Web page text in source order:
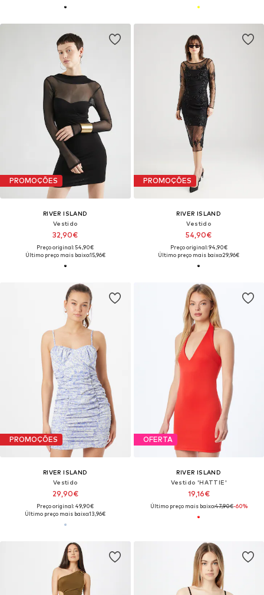
PROMOÇÕES
RIVER ISLAND
Vestido
32,90€
Preço original: 54,90€
Último preço mais baixo:15,96€
PROMOÇÕES
RIVER ISLAND
Vestido
54,90€
Preço original: 94,90€
Último preço mais baixo:29,96€
PROMOÇÕES
RIVER ISLAND
Vestido
29,90€
Preço original: 49,90€
Último preço mais baixo:13,96€
OFERTA
RIVER ISLAND
Vestido 'HATTIE'
19,16€
Último preço mais baixo:47,90€-60%